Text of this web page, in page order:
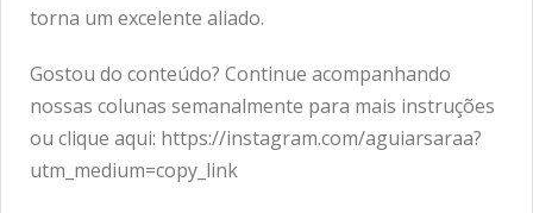
torna um excelente aliado.
Gostou do conteúdo? Continue acompanhando
nossas colunas semanalmente para mais instruções
ou clique aqui: https://instagram.com/aguiarsaraa?
utm_medium=copy_link